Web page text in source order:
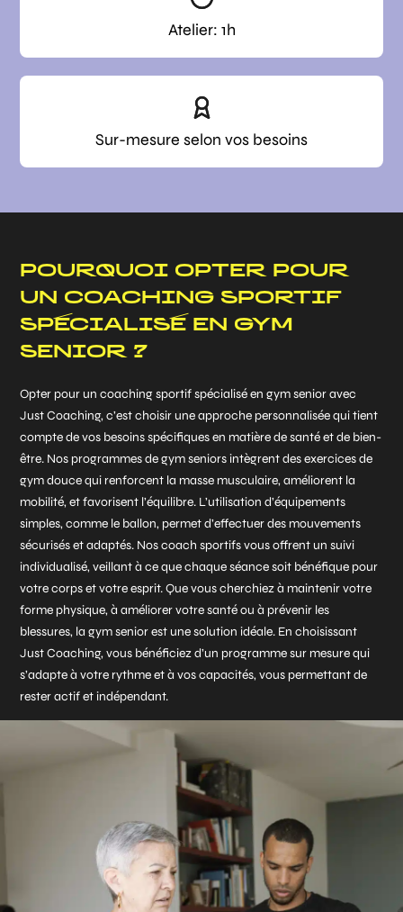
Atelier: 1h
Sur-mesure selon vos besoins
POURQUOI OPTER POUR
UN COACHING SPORTIF
SPÉCIALISÉ EN GYM
SENIOR ?
Opter pour un coaching sportif spécialisé en gym senior avec
Just Coaching, c’est choisir une approche personnalisée qui tient
compte de vos besoins spécifiques en matière de santé et de bien-
être. Nos programmes de gym seniors intègrent des exercices de
gym douce qui renforcent la masse musculaire, améliorent la
mobilité, et favorisent l’équilibre. L’utilisation d’équipements
simples, comme le ballon, permet d’effectuer des mouvements
sécurisés et adaptés. Nos coach sportifs vous offrent un suivi
individualisé, veillant à ce que chaque séance soit bénéfique pour
votre corps et votre esprit. Que vous cherchiez à maintenir votre
forme physique, à améliorer votre santé ou à prévenir les
blessures, la gym senior est une solution idéale. En choisissant
Just Coaching, vous bénéficiez d’un programme sur mesure qui
s’adapte à votre rythme et à vos capacités, vous permettant de
rester actif et indépendant.